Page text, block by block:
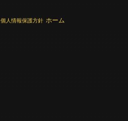
ホーム
個人情報保護方針